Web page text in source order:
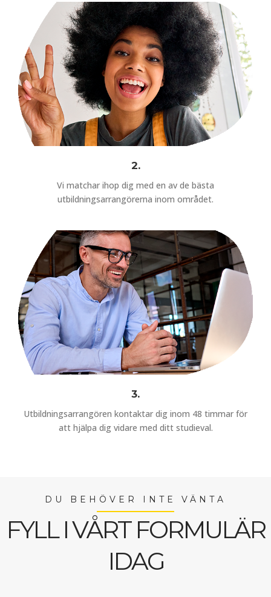
2.
Vi matchar ihop dig med en av de bästa
utbildningsarrangörerna inom området.
3.
Utbildningsarrangören kontaktar dig inom 48 timmar för
att hjälpa dig vidare med ditt studieval.
DU BEHÖVER INTE VÄNTA
FYLL I VÅRT FORMULÄR
IDAG